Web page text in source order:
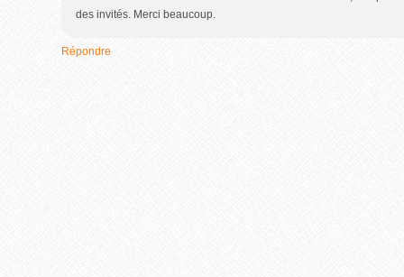
des invités. Merci beaucoup.
Répondre